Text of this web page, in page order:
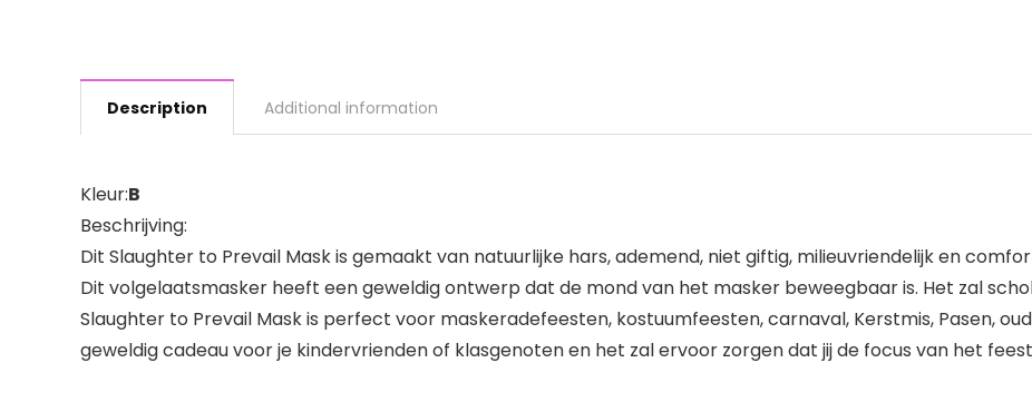
Description Additional information
Kleur:B
Beschrijving:
Dit Slaughter to Prevail Mask is gemaakt van natuurlijke hars, ademend, niet giftig, milieuvriendelijk en
Dit volgelaatsmasker heeft een geweldig ontwerp dat de mond van het masker beweegbaar is. Het zal
Slaughter to Prevail Mask is perfect voor maskeradefeesten, kostuumfeesten, carnaval, Kerstmis, Pasen,
geweldig cadeau voor je kindervrienden of klasgenoten en het zal ervoor zorgen dat jij de focus van het